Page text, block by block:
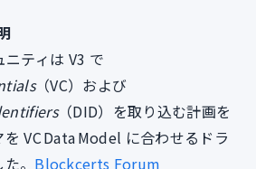
ティは V3 で
（VC）および
（DID）を取り込む計画を
VC Data Model に合わせるドラ
。 Blockcerts Forum